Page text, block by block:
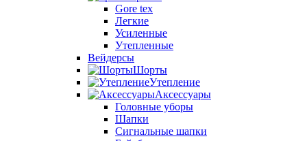
Gore tex
Легкие
Усиленные
Утепленные
Вейдерсы
Шорты
Утепление
Аксессуары
Головные уборы
Шапки
Сигнальные шапки